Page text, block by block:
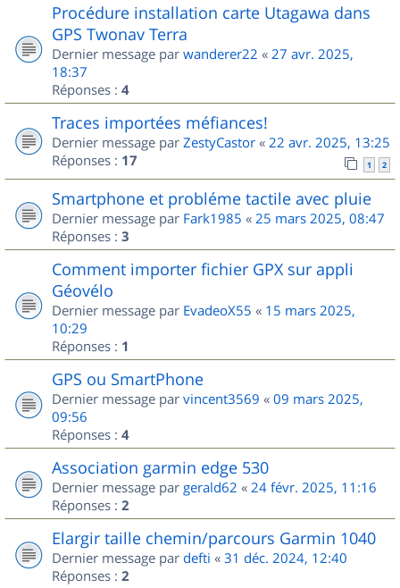
Procédure installation carte Utagawa dans
GPS Twonav Terra
Dernier message par wanderer22 « 27 avr. 2025,
18:37
Réponses : 4
Traces importées méfiances!
Dernier message par ZestyCastor « 22 avr. 2025, 13:25
Réponses : 17 1 2
Smartphone et probléme tactile avec pluie
Dernier message par Fark1985 « 25 mars 2025, 08:47
Réponses : 3
Comment importer fichier GPX sur appli
Géovélo
Dernier message par EvadeoX55 « 15 mars 2025,
10:29
Réponses : 1
GPS ou SmartPhone
Dernier message par vincent3569 « 09 mars 2025,
09:56
Réponses : 4
Association garmin edge 530
Dernier message par gerald62 « 24 févr. 2025, 11:16
Réponses : 2
Elargir taille chemin/parcours Garmin 1040
Dernier message par defti « 31 déc. 2024, 12:40
Réponses : 2